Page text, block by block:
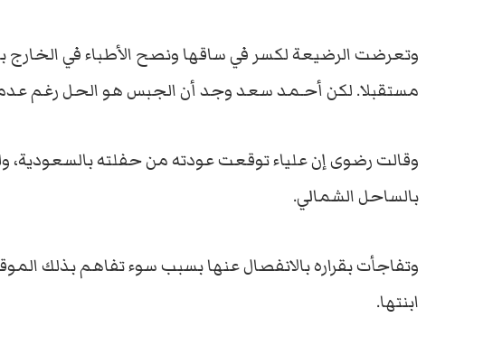
وتعرضت الرضيعة لكسر في ساقها ونصح الأطباء في الخارج
مستقبلا. لكن أحـمد سعد وجد أن الجبس هو الحل رغم عدم
وقالت رضوى إن علياء توقعت عودته من حفلته بالسعودية،
بالساحل الشمالي.
وتفاجأت بقراره بالانفصال عنها بسبب سوء تفاهم بذلك
ابنتها.